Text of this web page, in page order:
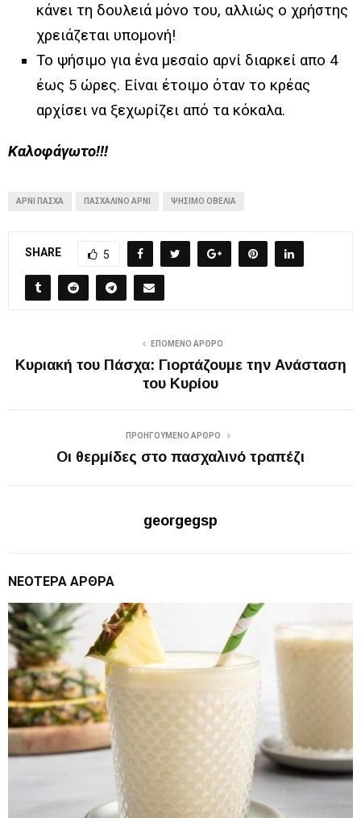
κάνει τη δουλειά μόνο του, αλλιώς ο χρήστης
χρειάζεται υπομονή!
Το ψήσιμο για ένα μεσαίο αρνί διαρκεί απο 4
έως 5 ώρες. Είναι έτοιμο όταν το κρέας
αρχίσει να ξεχωρίζει από τα κόκαλα.
Καλοφάγωτο!!!
ΑΡΝΊ ΠΆΣΧΑ ΠΑΣΧΑΛΙΝΌ ΑΡΝΊ ΨΉΣΙΜΟ ΟΒΕΛΊΑ
SHARE 5
ΕΠΌΜΕΝΟ ΆΡΘΡΟ
Κυριακή του Πάσχα: Γιορτάζουμε την Ανάσταση
του Κυρίου
ΠΡΟΗΓΟΎΜΕΝΟ ΆΡΘΡΟ
Οι θερμίδες στο πασχαλινό τραπέζι
georgegsp
ΝΕΌΤΕΡΑ ΆΡΘΡΑ